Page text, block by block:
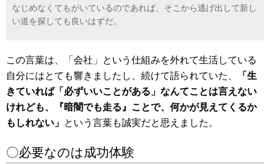
なじめなくてもがいているのであれば、そこから逃げ出して新し
い道を探しても良いはずだ。
この言葉は、「会社」という仕組みを外れて生活している
自分にはとても響きましたし、続けて語られていた、
「生
きていれば「必ずいいことがある」なんてことは言えない
けれども、『暗闇でも走る』ことで、何かが見えてくるか
もしれない」 という言葉も誠実だと思えました。
〇必要なのは成功体験